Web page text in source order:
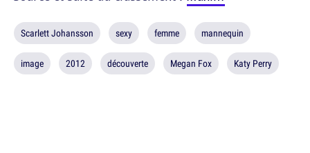
Scarlett Johansson sexy femme mannequin
image 2012 découverte Megan Fox Katy Perry